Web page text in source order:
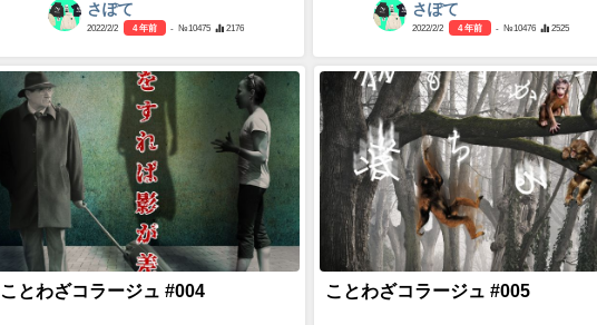
さぽて
2022/2/2 4 年前 - №10475 2176
さぽて
2022/2/2 4 年前 - №10476 2525
ことわざコラージュ #004 ことわざコラージュ #005